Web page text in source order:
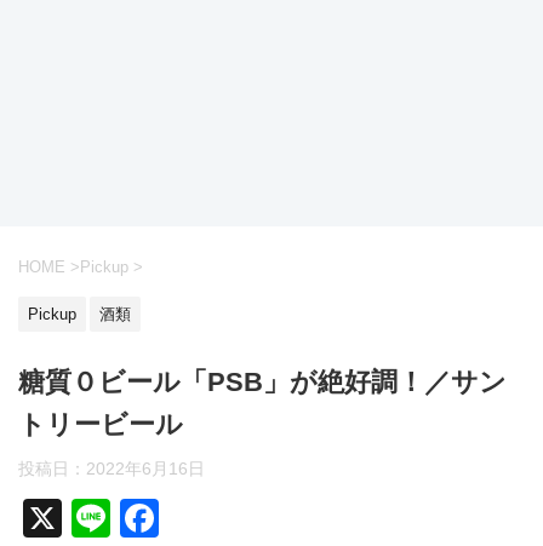
HOME >Pickup >
Pickup 酒類
糖質０ビール「PSB」が絶好調！／サン
トリービール
投稿日： 2022年6月16日
X
Li